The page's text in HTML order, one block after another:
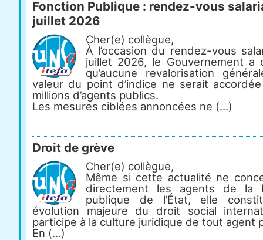
Fonction Publique : rendez-vous
juillet 2026
Cher(e) collègue,
À l’occasion du rendez-vous
juillet 2026, le Gouvernement a
qu’aucune revalorisation
valeur du point d’indice ne serait
millions d’agents publics.
Les mesures ciblées annoncées ne (...)
Droit de grève
Cher(e) collègue,
Même si cette actualité ne
directement les agents de la
publique de l’État, elle
évolution majeure du droit social
participe à la culture juridique de tout agent
En (...)